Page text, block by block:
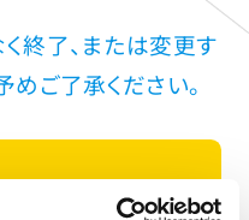
終了、または変更す
ご了承ください。